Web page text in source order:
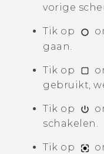
vorige
Tik op
gaan.
Tik op
gebruikt,
Tik op
schakelen.
Tik op